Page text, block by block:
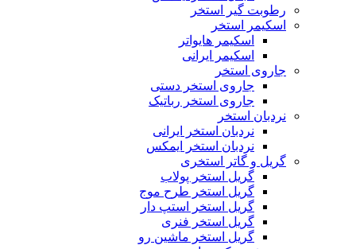
رطوبت گیر استخر
اسکیمر استخر
اسکیمر هایواتر
اسکیمر ایرانی
جاروی استخر
جاروی استخر دستی
جاروی استخر رباتیک
نردبان استخر
نردبان استخر ایرانی
نردبان استخر ایمکس
گریل و گاتر استخری
گریل استخر پولاب
گریل استخر طرح موج
گریل استخر استپ دار
گریل استخر فنری
گریل استخر ماشین رو